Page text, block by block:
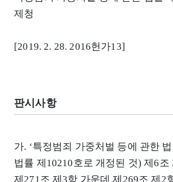
제청
[2019. 2. 28. 2016헌가13]
판시사항
가. ‘특정범죄 가중처벌 등에 관한
법률 제10210호로 개정된 것) 제6조
제271조 제3항 가운데 제269조 제2